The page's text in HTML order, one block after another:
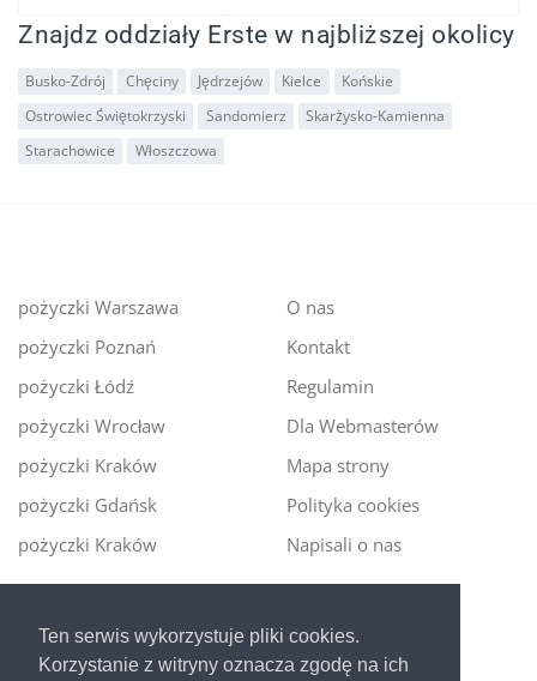
Ten serwis wykorzystuje pliki cookies.
Korzystanie z witryny oznacza zgodę na ich
Znajdz oddziały Erste w najbliższej okolicy
Busko-Zdrój Chęciny Jędrzejów Kielce
Końskie
Ostrowiec Świętokrzyski
Sandomierz
Skarżysko-Kamienna
Starachowice
Włoszczowa
pożyczki Warszawa
pożyczki Poznań
pożyczki Łódź
pożyczki Wrocław
pożyczki Kraków
pożyczki Gdańsk
pożyczki Kraków
O nas
Kontakt
Regulamin
Dla Webmasterów
Mapa strony
Polityka cookies
Napisali o nas
Ekspert kredytowy online- nowa era szybkiego i